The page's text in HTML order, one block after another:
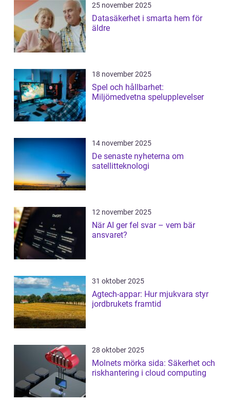
25 november 2025
Datasäkerhet i smarta hem för
äldre
18 november 2025
Spel och hållbarhet:
Miljömedvetna spelupplevelser
14 november 2025
De senaste nyheterna om
satellitteknologi
12 november 2025
När AI ger fel svar – vem bär
ansvaret?
31 oktober 2025
Agtech-appar: Hur mjukvara styr
jordbrukets framtid
28 oktober 2025
Molnets mörka sida: Säkerhet och
riskhantering i cloud computing